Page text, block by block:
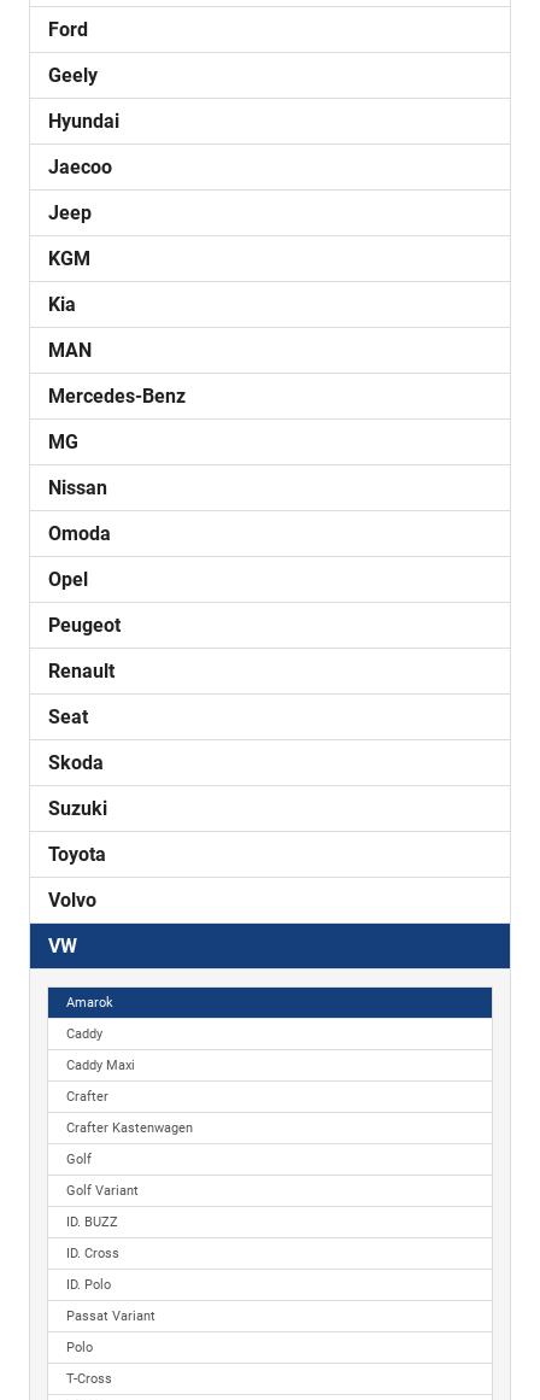
Ford
Geely
Hyundai
Jaecoo
Jeep
KGM
Kia
MAN
Mercedes-Benz
MG
Nissan
Omoda
Opel
Peugeot
Renault
Seat
Skoda
Suzuki
Toyota
Volvo
VW
Amarok
Caddy
Caddy Maxi
Crafter
Crafter Kastenwagen
Golf
Golf Variant
ID. BUZZ
ID. Cross
ID. Polo
Passat Variant
Polo
T-Cross